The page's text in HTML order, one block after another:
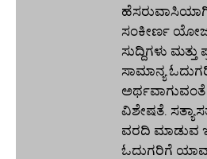
ಸಂಕೀರ್ಣ
ಸುದ್ದಿಗಳು
ಸಾಮಾನ್ಯ
ವಿಶೇಷತೆ.
ವರದಿ ಮಾಡುವ
ಓದುಗರಿಗೆ